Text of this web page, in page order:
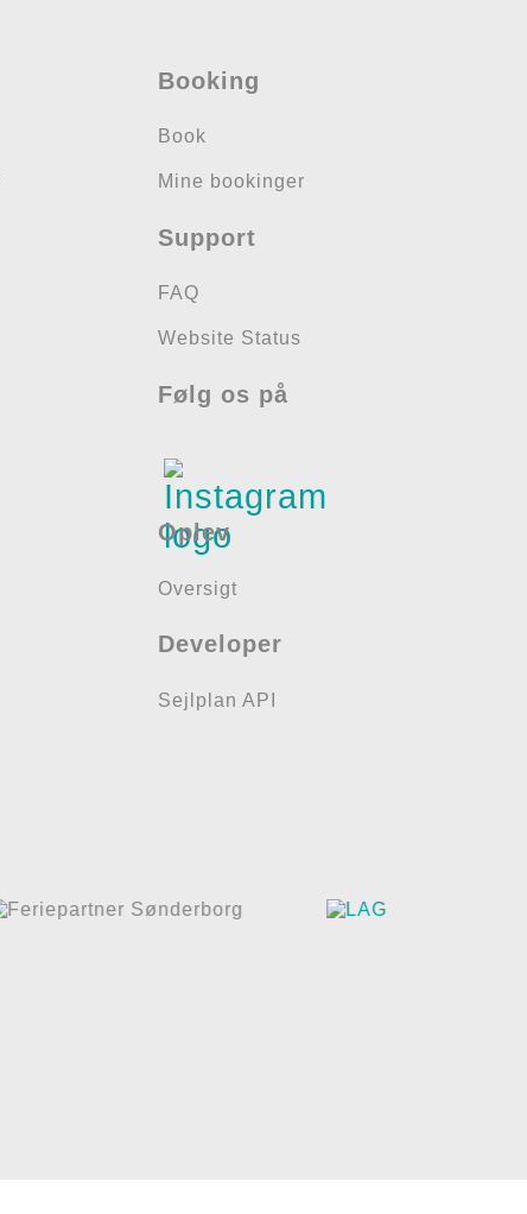
Booking
Book
Mine bookinger
Support
FAQ
Website Status
Følg os på
Oplev
Oversigt
Developer
Sejlplan API